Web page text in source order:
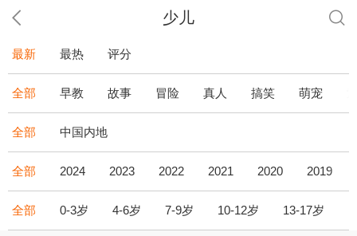
少儿
最新 最热 评分
全部 早教 故事 冒险 真人 搞笑 萌宠
全部 中国内地
全部 2024 2023 2022 2021 2020 2019
全部 0-3岁 4-6岁 7-9岁 10-12岁 13-17岁